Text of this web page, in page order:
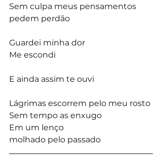
Sem culpa meus pensamentos
pedem perdão
Guardei minha dor
Me escondi
E ainda assim te ouvi
Lágrimas escorrem pelo meu rosto
Sem tempo as enxugo
Em um lenço
molhado pelo passado